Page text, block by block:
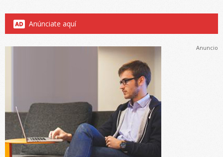
Anúnciate aquí
Anuncio